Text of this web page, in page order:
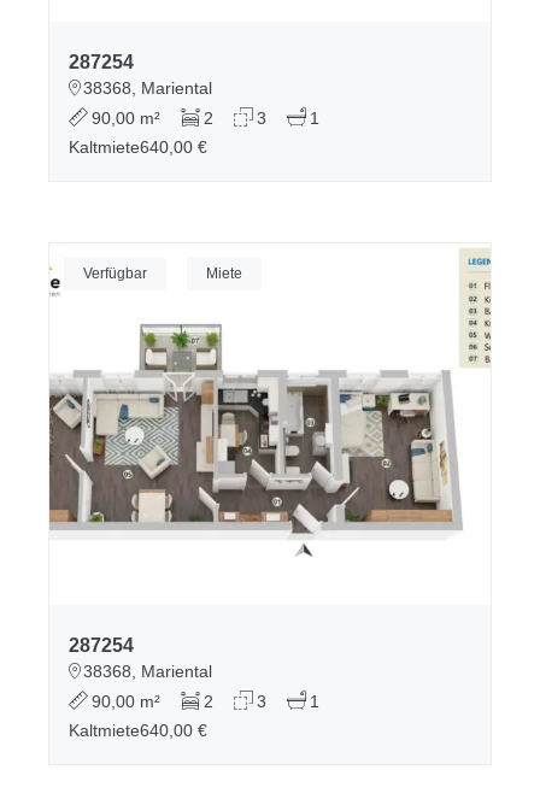
287254
38368, Mariental
90,00 m²
2 3
1
Kaltmiete640,00 €
Verfügbar Miete
287254
38368, Mariental
90,00 m²
2 3
1
Kaltmiete640,00 €